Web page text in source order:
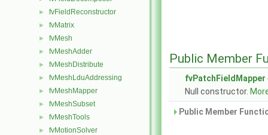
► fvFieldReconstructor
► fvMatrix
► fvMesh
► fvMeshAdder
► fvMeshDistribute
► fvMeshLduAddressing
► fvMeshMapper
► fvMeshSubset
► fvMeshTools
► fvMotionSolver
Public Member
fvPatchFieldMapper
Null constructor.
Public Member